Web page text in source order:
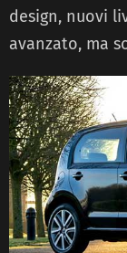
design, nuovi
avanzato, ma